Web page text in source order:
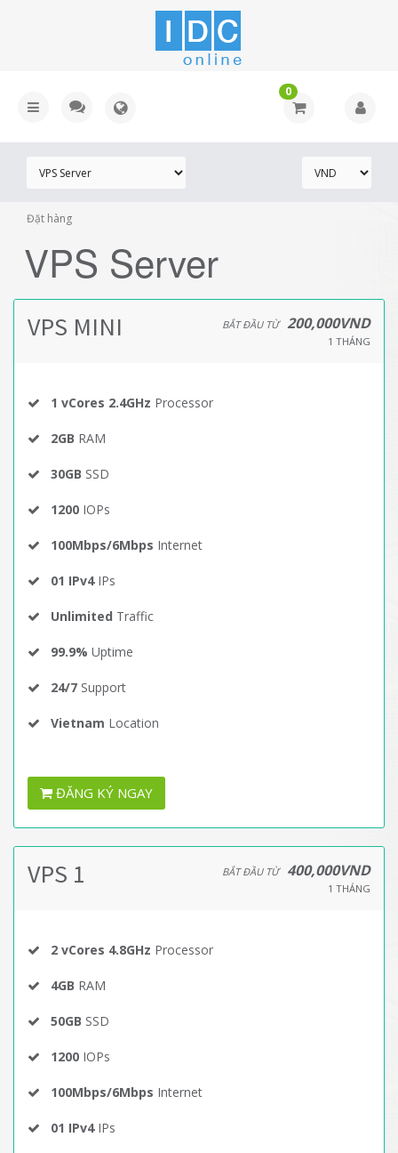
0
Đặt hàng
VPS Server
VPS MINI BẮT ĐẦU TỪ 200,000VND
1 THÁNG
1 vCores 2.4GHz Processor
2GB RAM
30GB SSD
1200 IOPs
100Mbps/6Mbps Internet
01 IPv4IPs
Unlimited Traffic
99.9% Uptime
24/7 Support
Vietnam Location
ĐĂNG KÝ NGAY
VPS 1 BẮT ĐẦU TỪ 400,000VND
1 THÁNG
2 vCores 4.8GHz Processor
4GB RAM
50GB SSD
1200 IOPs
100Mbps/6Mbps Internet
01 IPv4IPs